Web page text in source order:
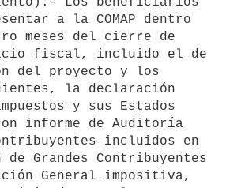
a la COMAP dentro
meses del cierre de
fiscal, incluido el de
del proyecto y los
la declaración
y sus Estados
informe de Auditoría
incluidos en
Grandes Contribuyentes
General impositiva,